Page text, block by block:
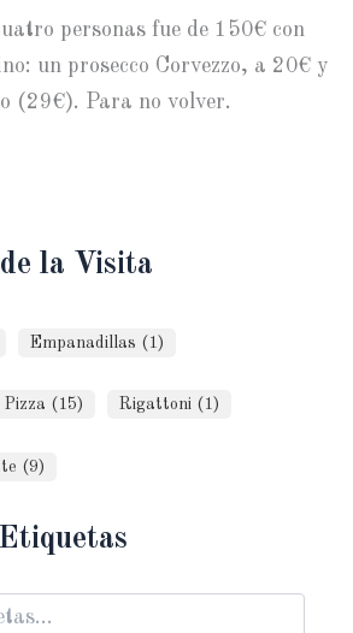
personas fue de 150€ con
un prosecco Corvezzo, a 20€ y
(29€). Para no volver.
la Visita
Empanadillas (1)
Pizza (15) Rigattoni (1)
(9)